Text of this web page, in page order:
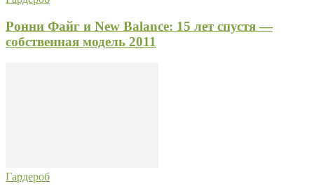
Ронни Файг и New Balance: 15 лет спустя —
собственная модель 2011
Гардероб